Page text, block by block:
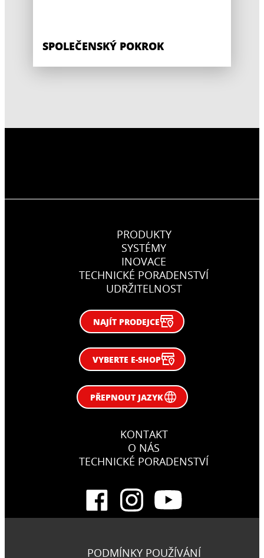
SPOLEČENSKÝ POKROK
PRODUKTY
SYSTÉMY
INOVACE
TECHNICKÉ PORADENSTVÍ
UDRŽITELNOST
NAJÍT PRODEJCE
VYBERTE E-SHOP
PŘEPNOUT JAZYK
KONTAKT
O NÁS
TECHNICKÉ PORADENSTVÍ
PODMÍNKY POUŽÍVÁNÍ